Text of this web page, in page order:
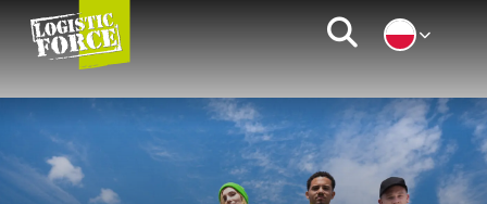
Logistic
Force
|
Zoeken